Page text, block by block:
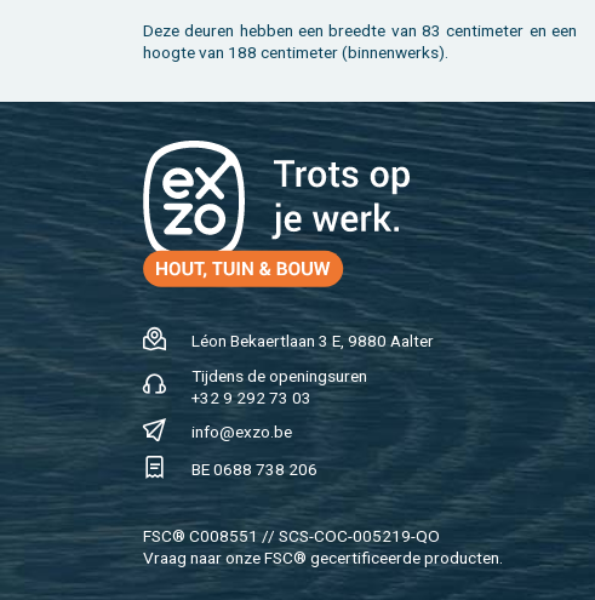
Deze deu­ren heb­ben een breed­te van 83 cen­ti­me­ter en een
hoog­te van 188 cen­ti­me­ter (bin­nen­werks).
Léon Be­kaert­laan 3 E, 9880 Aal­ter
Tij­dens de ope­nings­uren
+32 9 292 73 03
info@​exzo.​be
BE 0688 738 206
FSC® C008551 // SCS-COC-005219-QO
Vraag naar onze FSC® ge­cer­ti­fi­ceer­de pro­duc­ten.